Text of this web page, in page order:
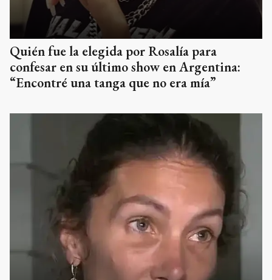
Quién fue la elegida por Rosalía para
confesar en su último show en Argentina:
“Encontré una tanga que no era mía”